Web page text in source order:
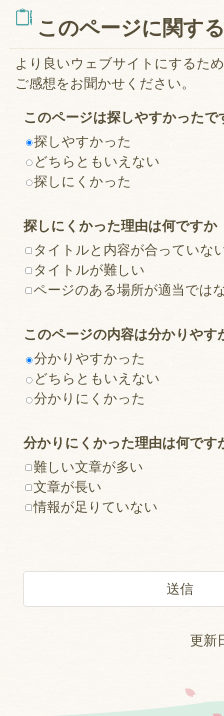
このページに関す
より良いウェブサイトにするた
ご感想をお聞かせください。
このページは探しやすかったで
探しやすかった
どちらともいえない
探しにくかった
探しにくかった理由は何ですか
タイトルと内容が合っていな
タイトルが難しい
ページのある場所が適当では
このページの内容は分かりやす
分かりやすかった
どちらともいえない
分かりにくかった
分かりにくかった理由は何です
難しい文章が多い
文章が長い
情報が足りていない
更新